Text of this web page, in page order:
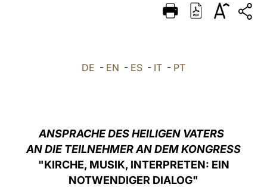
DEUTSCH
DE - EN - ES - IT - PT
ANSPRACHE DES HEILIGEN VATERS
AN DIE TEILNEHMER AN DEM KONGRESS
"KIRCHE, MUSIK, INTERPRETEN: EIN
NOTWENDIGER DIALOG"